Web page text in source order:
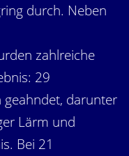
durch. Neben
zahlreiche
29
darunter
Lärm und
Bei 21